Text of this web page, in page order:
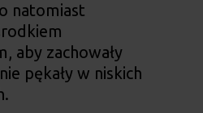
natomiast
aby zachowały
pękały w niskich